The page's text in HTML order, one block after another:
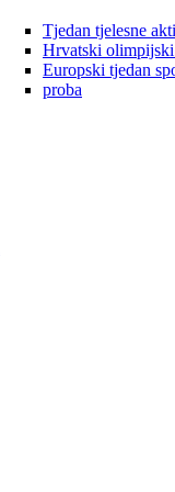
Tjedan tjelesne
Hrvatski olimpijski
Europski tjedan
proba